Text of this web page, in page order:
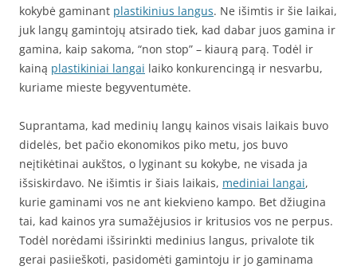
kokybė gaminant plastikinius langus. Ne išimtis ir šie laikai,
juk langų gamintojų atsirado tiek, kad dabar juos gamina ir
gamina, kaip sakoma, “non stop” – kiaurą parą. Todėl ir
kainą plastikiniai langai laiko konkurencingą ir nesvarbu,
kuriame mieste begyventumėte.
Suprantama, kad medinių langų kainos visais laikais buvo
didelės, bet pačio ekonomikos piko metu, jos buvo
neįtikėtinai aukštos, o lyginant su kokybe, ne visada ja
išsiskirdavo. Ne išimtis ir šiais laikais, mediniai langai,
kurie gaminami vos ne ant kiekvieno kampo. Bet džiugina
tai, kad kainos yra sumažėjusios ir kritusios vos ne perpus.
Todėl norėdami išsirinkti medinius langus, privalote tik
gerai pasiieškoti, pasidomėti gamintoju ir jo gaminama